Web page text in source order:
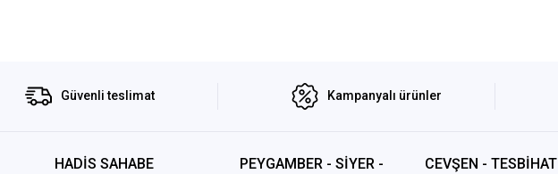
Güvenli teslimat Kampanyalı ürünler
HADİS SAHABE
PEYGAMBER - SİYER -
CEVŞEN - TESBİHAT